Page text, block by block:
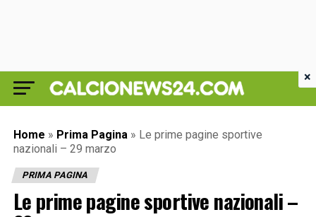
Home » Prima Pagina » Le prime pagine sportive
nazionali – 29 marzo
PRIMA PAGINA
Le prime pagine sportive nazionali –
×